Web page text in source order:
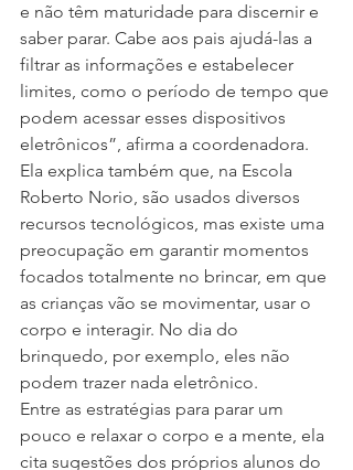
e não têm maturidade para discernir e
saber parar. Cabe aos pais ajudá-las a
filtrar as informações e estabelecer
limites, como o período de tempo que
podem acessar esses dispositivos
eletrônicos”, afirma a coordenadora.
Ela explica também que, na Escola
Roberto Norio, são usados diversos
recursos tecnológicos, mas existe uma
preocupação em garantir momentos
focados totalmente no brincar, em que
as crianças vão se movimentar, usar o
corpo e interagir. No dia do
brinquedo, por exemplo, eles não
podem trazer nada eletrônico.
Entre as estratégias para parar um
pouco e relaxar o corpo e a mente, ela
cita sugestões dos próprios alunos do